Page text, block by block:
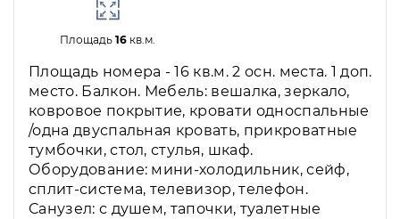
Площадь16 кв.м.
Площадь номера - 16 кв.м. 2 осн. места. 1 доп.
место. Балкон. Мебель: вешалка, зеркало,
ковровое покрытие, кровати односпальные
/одна двуспальная кровать, прикроватные
тумбочки, стол, стулья, шкаф.
Оборудование: мини-холодильник, сейф,
сплит-система, телевизор, телефон.
Санузел: с душем, тапочки, туалетные